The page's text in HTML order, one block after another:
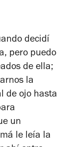
decidí
pero puedo
de ella;
la
de ojo hasta
un
le leía la